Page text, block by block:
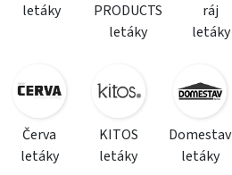
letáky
PRODUCTS
letáky
ráj
letáky
Červa
letáky
KITOS
letáky
Domestav
letáky